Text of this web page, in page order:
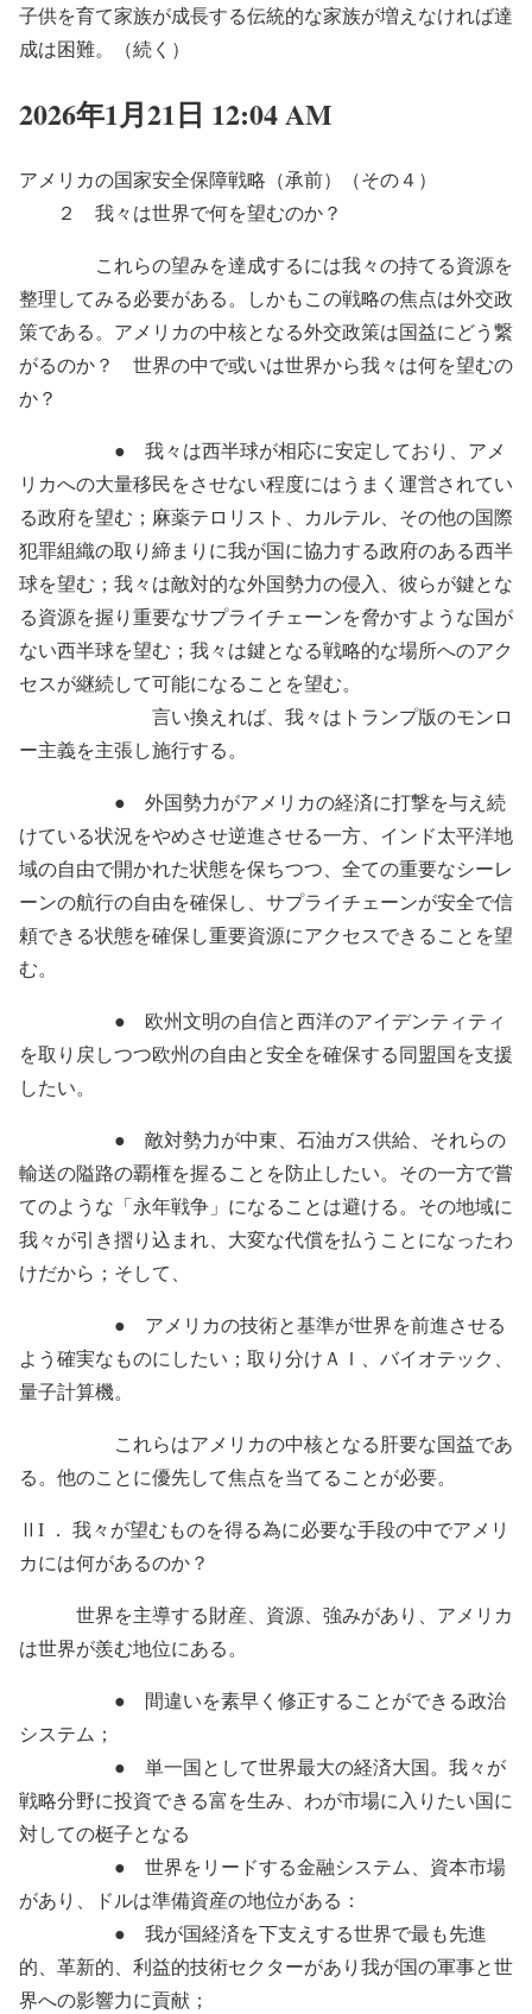
子供を育て家族が成長する伝統的な家族が増えなければ達
成は困難。（続く）
2026年1月21日 12:04 AM
アメリカの国家安全保障戦略（承前）（その４）
２ 我々は世界で何を望むのか？
これらの望みを達成するには我々の持てる資源を
整理してみる必要がある。しかもこの戦略の焦点は外交政
策である。アメリカの中核となる外交政策は国益にどう繋
がるのか？ 世界の中で或いは世界から我々は何を望むの
か？
● 我々は西半球が相応に安定しており、アメ
リカへの大量移民をさせない程度にはうまく運営されてい
る政府を望む；麻薬テロリスト、カルテル、その他の国際
犯罪組織の取り締まりに我が国に協力する政府のある西半
球を望む；我々は敵対的な外国勢力の侵入、彼らが鍵とな
る資源を握り重要なサプライチェーンを脅かすような国が
ない西半球を望む；我々は鍵となる戦略的な場所へのアク
セスが継続して可能になることを望む。
言い換えれば、我々はトランプ版のモンロ
ー主義を主張し施行する。
● 外国勢力がアメリカの経済に打撃を与え続
けている状況をやめさせ逆進させる一方、インド太平洋地
域の自由で開かれた状態を保ちつつ、全ての重要なシーレ
ーンの航行の自由を確保し、サプライチェーンが安全で信
頼できる状態を確保し重要資源にアクセスできることを望
む。
● 欧州文明の自信と西洋のアイデンティティ
を取り戻しつつ欧州の自由と安全を確保する同盟国を支援
したい。
● 敵対勢力が中東、石油ガス供給、それらの
輸送の隘路の覇権を握ることを防止したい。その一方で嘗
てのような「永年戦争」になることは避ける。その地域に
我々が引き摺り込まれ、大変な代償を払うことになったわ
けだから；そして、
● アメリカの技術と基準が世界を前進させる
よう確実なものにしたい；取り分けＡＩ、バイオテック、
量子計算機。
これらはアメリカの中核となる肝要な国益であ
る。他のことに優先して焦点を当てることが必要。
ⅡI ． 我々が望むものを得る為に必要な手段の中でアメリ
カには何があるのか？
世界を主導する財産、資源、強みがあり、アメリカ
は世界が羨む地位にある。
● 間違いを素早く修正することができる政治
システム；
● 単一国として世界最大の経済大国。我々が
戦略分野に投資できる富を生み、わが市場に入りたい国に
対しての梃子となる
● 世界をリードする金融システム、資本市場
があり、ドルは準備資産の地位がある：
● 我が国経済を下支えする世界で最も先進
的、革新的、利益的技術セクターがあり我が国の軍事と世
界への影響力に貢献；